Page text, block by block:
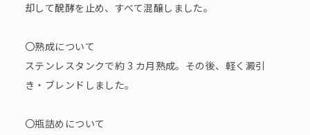
却して醗酵を止め、すべて混醸しました。
〇熟成について
ステンレスタンクで約 3 カ月熟成。その後、軽く澱引
き・ブレンドしました。
〇瓶詰めについて